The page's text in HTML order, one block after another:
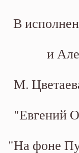
В
и
М.
"Евгений
"На фоне